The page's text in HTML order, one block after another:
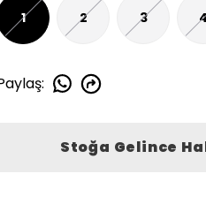
1 2 3
:
Stoğa Gelince